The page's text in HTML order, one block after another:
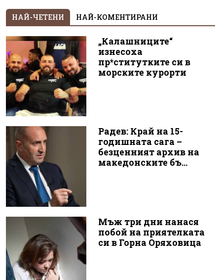
НАЙ-ЧЕТЕНИ НАЙ-КОМЕНТИРАНИ
„Калашниците“
изнесоха
пр*ститутките си в
морските курорти
Радев: Край на 15-
годишната сага –
безценният архив на
македонските бъ...
Мъж три дни нанася
побой на приятелката
си в Горна Оряховица